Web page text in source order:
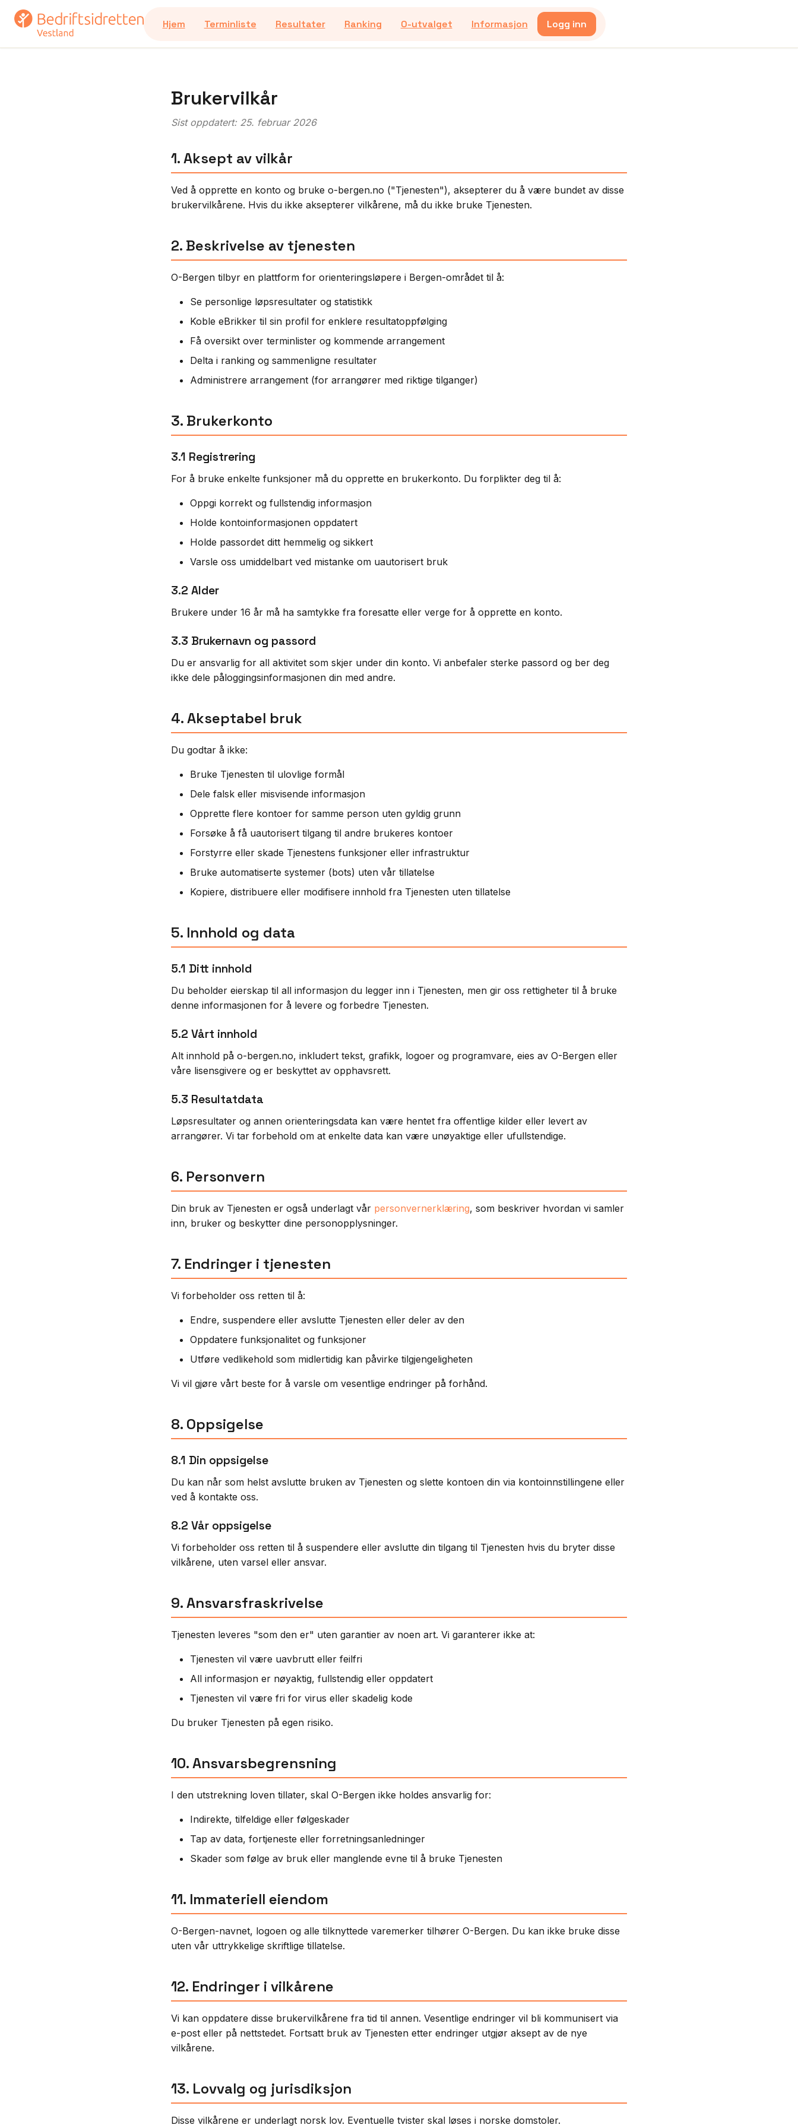
Hjem Terminliste Resultater Ranking O-utvalget Informasjon Logg inn
Brukervilkår
Sist oppdatert: 25. februar 2026
1. Aksept av vilkår
Ved å opprette en konto og bruke o-bergen.no ("Tjenesten"), aksepterer du å være bundet av disse
brukervilkårene. Hvis du ikke aksepterer vilkårene, må du ikke bruke Tjenesten.
2. Beskrivelse av tjenesten
O-Bergen tilbyr en plattform for orienteringsløpere i Bergen-området til å:
Se personlige løpsresultater og statistikk
Koble eBrikker til sin profil for enklere resultatoppfølging
Få oversikt over terminlister og kommende arrangement
Delta i ranking og sammenligne resultater
Administrere arrangement (for arrangører med riktige tilganger)
3. Brukerkonto
3.1 Registrering
For å bruke enkelte funksjoner må du opprette en brukerkonto. Du forplikter deg til å:
Oppgi korrekt og fullstendig informasjon
Holde kontoinformasjonen oppdatert
Holde passordet ditt hemmelig og sikkert
Varsle oss umiddelbart ved mistanke om uautorisert bruk
3.2 Alder
Brukere under 16 år må ha samtykke fra foresatte eller verge for å opprette en konto.
3.3 Brukernavn og passord
Du er ansvarlig for all aktivitet som skjer under din konto. Vi anbefaler sterke passord og ber deg
ikke dele påloggingsinformasjonen din med andre.
4. Akseptabel bruk
Du godtar å ikke:
Bruke Tjenesten til ulovlige formål
Dele falsk eller misvisende informasjon
Opprette flere kontoer for samme person uten gyldig grunn
Forsøke å få uautorisert tilgang til andre brukeres kontoer
Forstyrre eller skade Tjenestens funksjoner eller infrastruktur
Bruke automatiserte systemer (bots) uten vår tillatelse
Kopiere, distribuere eller modifisere innhold fra Tjenesten uten tillatelse
5. Innhold og data
5.1 Ditt innhold
Du beholder eierskap til all informasjon du legger inn i Tjenesten, men gir oss rettigheter til å bruke
denne informasjonen for å levere og forbedre Tjenesten.
5.2 Vårt innhold
Alt innhold på o-bergen.no, inkludert tekst, grafikk, logoer og programvare, eies av O-Bergen eller
våre lisensgivere og er beskyttet av opphavsrett.
5.3 Resultatdata
Løpsresultater og annen orienteringsdata kan være hentet fra offentlige kilder eller levert av
arrangører. Vi tar forbehold om at enkelte data kan være unøyaktige eller ufullstendige.
6. Personvern
Din bruk av Tjenesten er også underlagt vår personvernerklæring, som beskriver hvordan vi samler
inn, bruker og beskytter dine personopplysninger.
7. Endringer i tjenesten
Vi forbeholder oss retten til å:
Endre, suspendere eller avslutte Tjenesten eller deler av den
Oppdatere funksjonalitet og funksjoner
Utføre vedlikehold som midlertidig kan påvirke tilgjengeligheten
Vi vil gjøre vårt beste for å varsle om vesentlige endringer på forhånd.
8. Oppsigelse
8.1 Din oppsigelse
Du kan når som helst avslutte bruken av Tjenesten og slette kontoen din via kontoinnstillingene eller
ved å kontakte oss.
8.2 Vår oppsigelse
Vi forbeholder oss retten til å suspendere eller avslutte din tilgang til Tjenesten hvis du bryter disse
vilkårene, uten varsel eller ansvar.
9. Ansvarsfraskrivelse
Tjenesten leveres "som den er" uten garantier av noen art. Vi garanterer ikke at:
Tjenesten vil være uavbrutt eller feilfri
All informasjon er nøyaktig, fullstendig eller oppdatert
Tjenesten vil være fri for virus eller skadelig kode
Du bruker Tjenesten på egen risiko.
10. Ansvarsbegrensning
I den utstrekning loven tillater, skal O-Bergen ikke holdes ansvarlig for:
Indirekte, tilfeldige eller følgeskader
Tap av data, fortjeneste eller forretningsanledninger
Skader som følge av bruk eller manglende evne til å bruke Tjenesten
11. Immateriell eiendom
O-Bergen-navnet, logoen og alle tilknyttede varemerker tilhører O-Bergen. Du kan ikke bruke disse
uten vår uttrykkelige skriftlige tillatelse.
12. Endringer i vilkårene
Vi kan oppdatere disse brukervilkårene fra tid til annen. Vesentlige endringer vil bli kommunisert via
e-post eller på nettstedet. Fortsatt bruk av Tjenesten etter endringer utgjør aksept av de nye
vilkårene.
13. Lovvalg og jurisdiksjon
Disse vilkårene er underlagt norsk lov. Eventuelle tvister skal løses i norske domstoler.